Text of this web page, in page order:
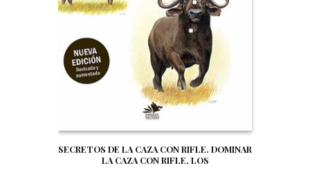
SECRETOS DE LA CAZA CON RIFLE. DOMINAR
LA CAZA CON RIFLE, LOS